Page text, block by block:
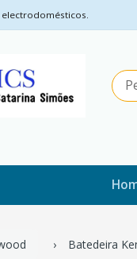
Batedeira